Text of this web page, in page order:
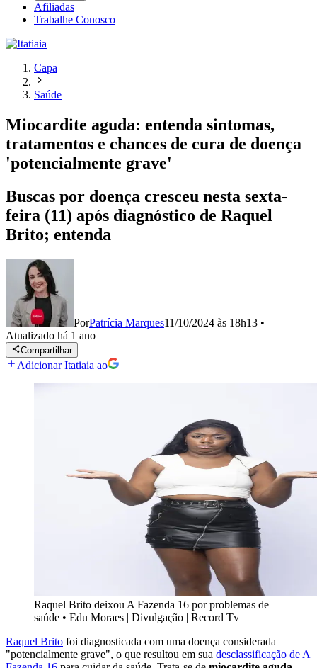
Afiliadas
Trabalhe Conosco
Capa
Saúde
Miocardite aguda: entenda sintomas,
tratamentos e chances de cura de doença
'potencialmente grave'
Buscas por doença cresceu nesta sexta-
feira (11) após diagnóstico de Raquel
Brito; entenda
PorPatrícia Marques11/10/2024 às 18h13 •
Atualizado há 1 ano
Compartilhar
Adicionar Itatiaia ao
Raquel Brito deixou A Fazenda 16 por problemas de
saúde • Edu Moraes | Divulgação | Record Tv
Raquel Brito foi diagnosticada com uma doença considerada
"potencialmente grave", o que resultou em sua desclassificação de A